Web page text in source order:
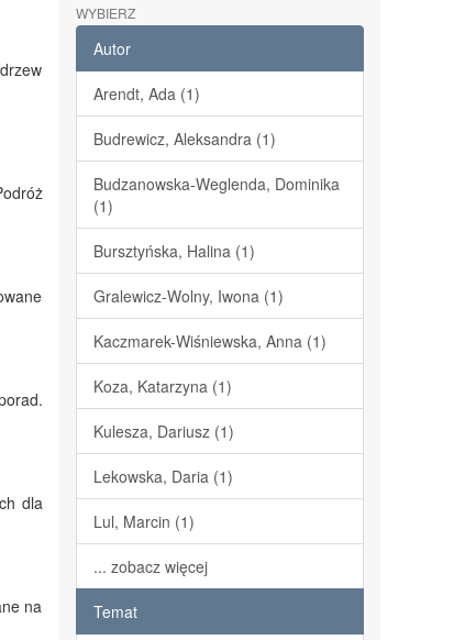
dla
na
WYBIERZ
Autor
Arendt, Ada (1)
Budrewicz, Aleksandra (1)
Budzanowska-Weglenda, Dominika
(1)
Bursztyńska, Halina (1)
Gralewicz-Wolny, Iwona (1)
Kaczmarek-Wiśniewska, Anna (1)
Koza, Katarzyna (1)
Kulesza, Dariusz (1)
Lekowska, Daria (1)
Lul, Marcin (1)
... zobacz więcej
Temat